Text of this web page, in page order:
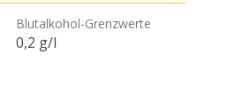
Blutalkohol-Grenzwerte
0,2 g/l